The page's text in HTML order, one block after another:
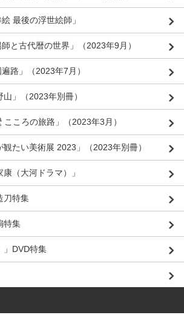
最後の浮世絵師」
と古代暦の世界」（2023年9月）
路」（2023年7月）
」（2023年別冊）
ころの旅路」（2023年3月）
たい美術展 2023」（2023年別冊）
（大河ドラマ）」
刀特集
特集
」DVD特集